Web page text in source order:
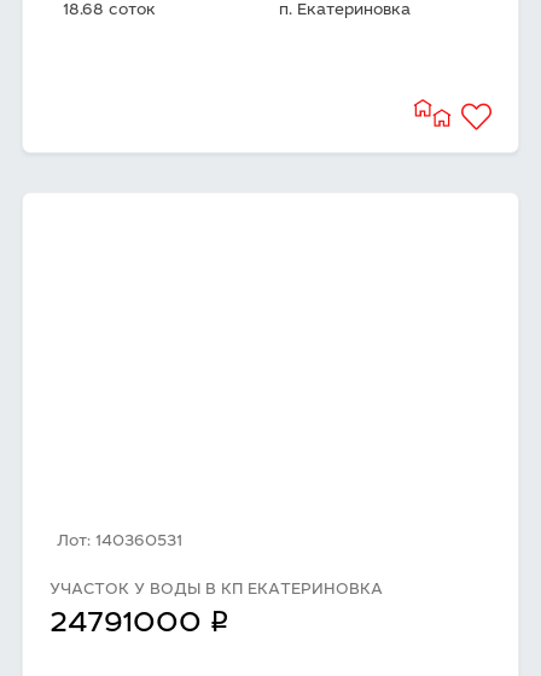
18.68 соток п. Екатериновка
Лот: 140360531
УЧАСТОК У ВОДЫ В КП ЕКАТЕРИНОВКА
24791000 q